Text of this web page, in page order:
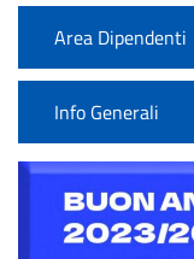
Area Dipendenti
Info Generali